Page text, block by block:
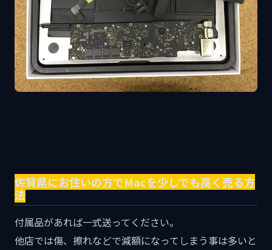
佐賀県にお住いの方でMacを少しでも高く売る方
法
付属品があれば一式送ってください。
他店では傷、擦れなどで減額になってしまう事は多いと